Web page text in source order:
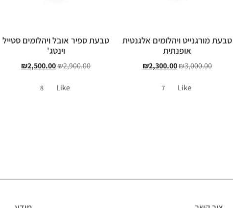
טבעת מורגנייט ויהלומים אלגנטית
אופנתית
₪3,000.00
₪2,300.00
Like
7
טבעת ספיר אובל ויהלומים סטייל
וינטג'
₪2,900.00
₪2,500.00
Like
8